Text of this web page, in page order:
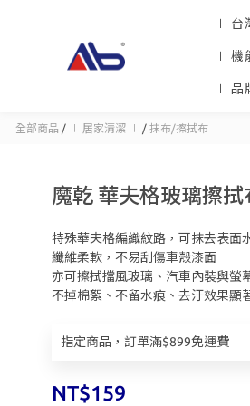
∣ 台
∣ 機
∣ 品
全部商品 / ∣ 居家清潔 ∣ / 抹布/擦拭布
魔乾 華夫格玻璃擦
特殊華夫格編織紋路，可抹去表面
纖維柔軟，不易刮傷車殼漆面
亦可擦拭擋風玻璃、汽車內裝與螢
不掉棉絮、不留水痕、去汙效果顯
指定商品，訂單滿$899免運費
NT$159